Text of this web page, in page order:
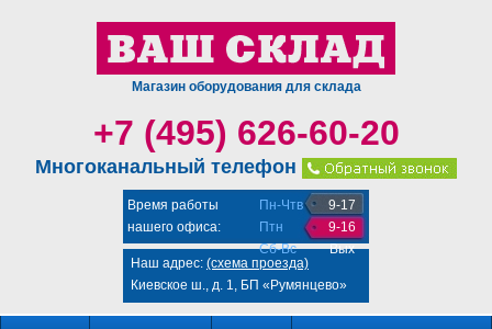
Магазин оборудования для склада
+7 (495) 626-60-20
Многоканальный телефон
Время работы
нашего офиса:
Пн-Чтв
Птн
Сб-Вс
9-17
9-16
Вых
Наш адрес: (схема проезда)
Киевское ш., д. 1, БП «Румянцево»